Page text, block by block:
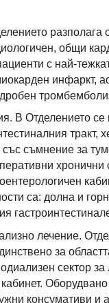
разполага
общи
с най-
инфаркт,
В Отделението
тракт,
съмнение за
хронични
са: долна и
лечение.
за
сектор
консумативи и